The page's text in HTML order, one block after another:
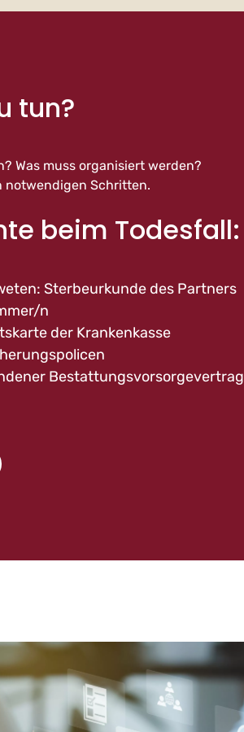
tun?
Was muss organisiert werden?
notwendigen Schritten.
beim Todesfall:
Sterbeurkunde des Partners
n
der Krankenkasse
Bestattungsvorsorgevertrag